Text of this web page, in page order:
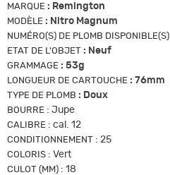
MARQUE : Remington
MODÈLE : Nitro Magnum
NUMÉRO(S) DE PLOMB DISPONIBLE(S)
ETAT DE L'OBJET : Neuf
GRAMMAGE : 53g
LONGUEUR DE CARTOUCHE : 76mm
TYPE DE PLOMB : Doux
BOURRE : Jupe
CALIBRE : cal. 12
CONDITIONNEMENT : 25
COLORIS : Vert
CULOT (MM) : 18